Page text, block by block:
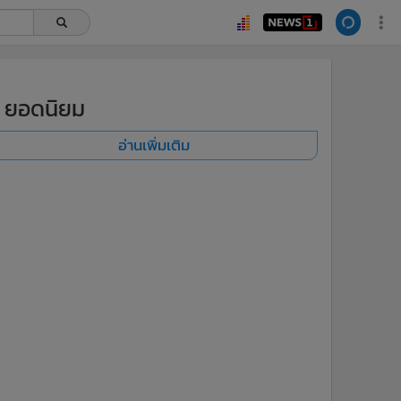
ยอดนิยม
อ่านเพิ่มเติม